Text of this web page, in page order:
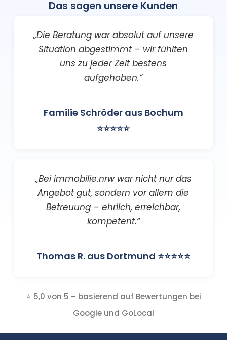
Das sagen unsere Kunden
„Die Beratung war absolut auf unsere
Situation abgestimmt – wir fühlten
uns zu jeder Zeit bestens
aufgehoben.“
Familie Schröder aus Bochum
⭐⭐⭐⭐⭐
„Bei immobilie.nrw war nicht nur das
Angebot gut, sondern vor allem die
Betreuung – ehrlich, erreichbar,
kompetent.“
Thomas R. aus Dortmund ⭐⭐⭐⭐⭐
⭐ 5,0 von 5 – basierend auf Bewertungen bei
Google und GoLocal